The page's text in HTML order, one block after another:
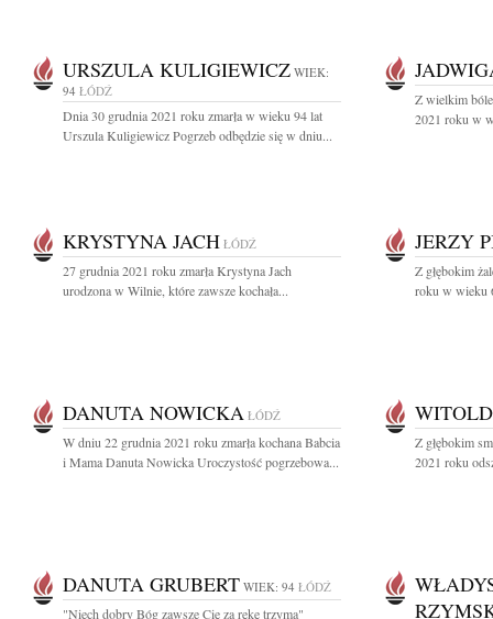
URSZULA KULIGIEWICZ WIEK:
94 ŁÓDŹ
Dnia 30 grudnia 2021 roku zmarła w wieku 94 lat
Urszula Kuligiewicz Pogrzeb odbędzie się w dniu...
Z wielkim
2021 roku w
KRYSTYNA JACH ŁÓDŹ
27 grudnia 2021 roku zmarła Krystyna Jach
urodzona w Wilnie, które zawsze kochała...
JERZY
Z głębokim
roku w wieku
DANUTA NOWICKA ŁÓDŹ
W dniu 22 grudnia 2021 roku zmarła kochana Babcia
i Mama Danuta Nowicka Uroczystość pogrzebowa...
Z głębokim
2021 roku
DANUTA GRUBERT WIEK: 94 ŁÓDŹ
"Niech dobry Bóg zawsze Cię za rękę trzyma"